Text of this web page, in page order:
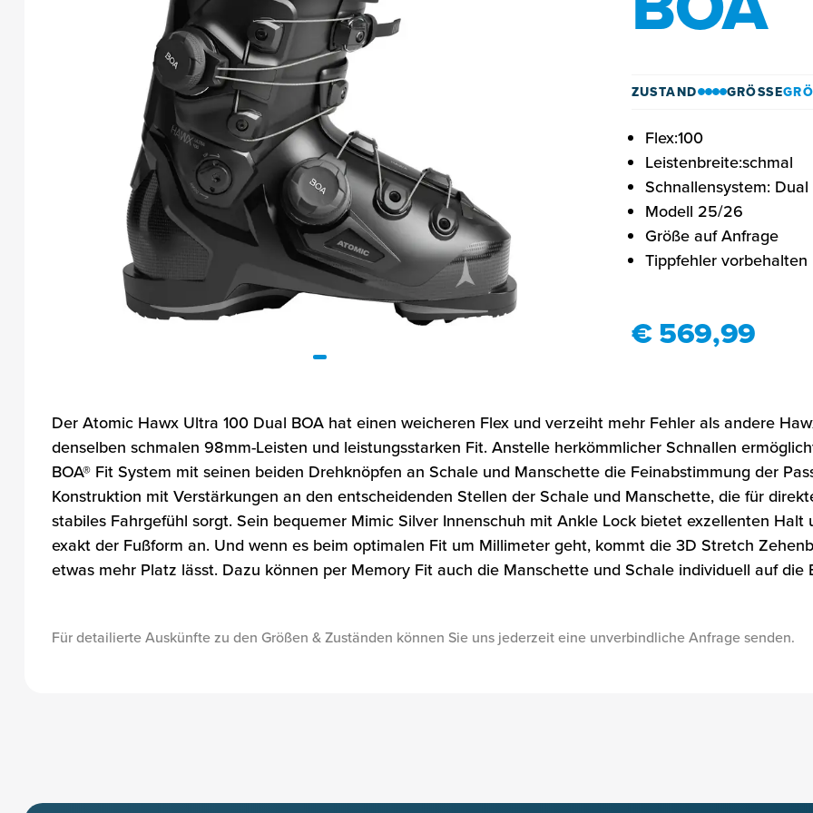
ZUSTAND GRÖSSE
Flex:100
Leistenbreite:schmal
Schnallensystem:
Modell 25/26
Größe auf Anfrage
Tippfehler vorbehalten
€ 569,99
Der Atomic Hawx Ultra 100 Dual BOA hat einen weicheren Flex und verzeiht mehr Fehler als andere
denselben schmalen 98mm-Leisten und leistungsstarken Fit. Anstelle herkömmlicher Schnallen
BOA® Fit System mit seinen beiden Drehknöpfen an Schale und Manschette die Feinabstimmung der
Konstruktion mit Verstärkungen an den entscheidenden Stellen der Schale und Manschette, die für
stabiles Fahrgefühl sorgt. Sein bequemer Mimic Silver Innenschuh mit Ankle Lock bietet exzellenten
exakt der Fußform an. Und wenn es beim optimalen Fit um Millimeter geht, kommt die 3D Stretch
etwas mehr Platz lässt. Dazu können per Memory Fit auch die Manschette und Schale individuell auf
Für detailierte Auskünfte zu den Größen & Zuständen können Sie uns jederzeit eine unverbindliche Anfrage senden.